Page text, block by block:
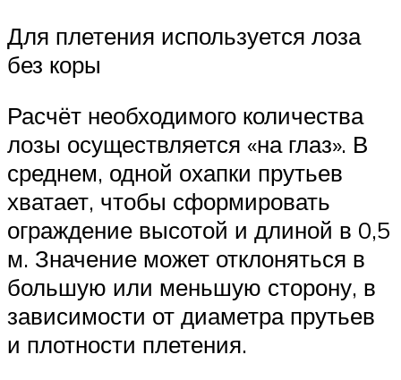
Для плетения используется лоза
без коры
Расчёт необходимого количества
лозы осуществляется «на глаз». В
среднем, одной охапки прутьев
хватает, чтобы сформировать
ограждение высотой и длиной в 0,5
м. Значение может отклоняться в
большую или меньшую сторону, в
зависимости от диаметра прутьев
и плотности плетения.